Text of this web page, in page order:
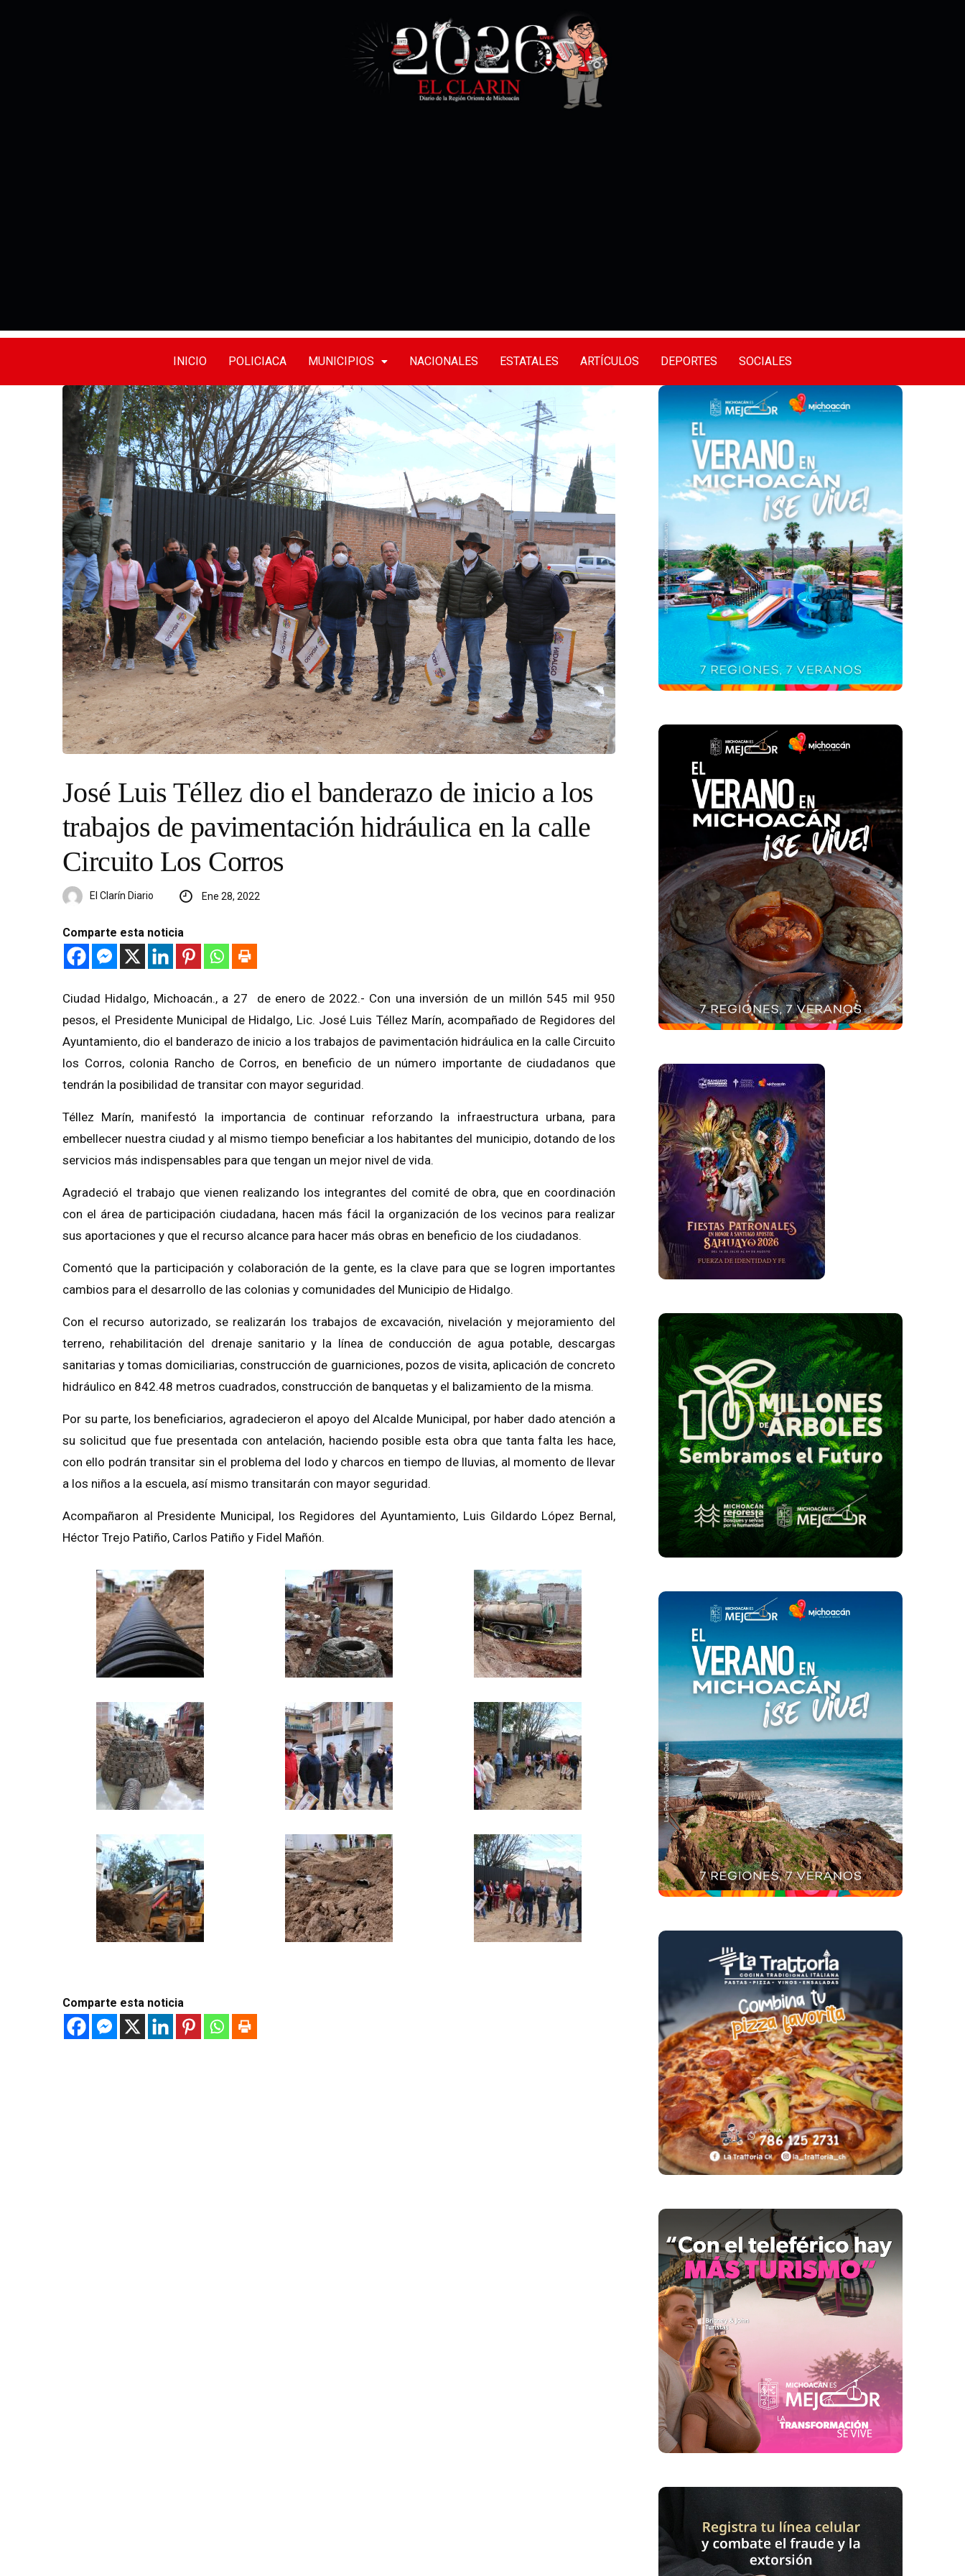
INICIO POLICIACA MUNICIPIOS NACIONALES ESTATALES ARTÍCULOS DEPORTES SOCIALES
José Luis Téllez dio el banderazo de inicio a los
trabajos de pavimentación hidráulica en la calle
Circuito Los Corros
El Clarín Diario Ene 28, 2022
Comparte esta noticia
Ciudad Hidalgo, Michoacán., a 27 de enero de 2022.- Con una inversión de un millón 545 mil 950
pesos, el Presidente Municipal de Hidalgo, Lic. José Luis Téllez Marín, acompañado de Regidores del
Ayuntamiento, dio el banderazo de inicio a los trabajos de pavimentación hidráulica en la calle Circuito
los Corros, colonia Rancho de Corros, en beneficio de un número importante de ciudadanos que
tendrán la posibilidad de transitar con mayor seguridad.
Téllez Marín, manifestó la importancia de continuar reforzando la infraestructura urbana, para
embellecer nuestra ciudad y al mismo tiempo beneficiar a los habitantes del municipio, dotando de los
servicios más indispensables para que tengan un mejor nivel de vida.
Agradeció el trabajo que vienen realizando los integrantes del comité de obra, que en coordinación
con el área de participación ciudadana, hacen más fácil la organización de los vecinos para realizar
sus aportaciones y que el recurso alcance para hacer más obras en beneficio de los ciudadanos.
Comentó que la participación y colaboración de la gente, es la clave para que se logren importantes
cambios para el desarrollo de las colonias y comunidades del Municipio de Hidalgo.
Con el recurso autorizado, se realizarán los trabajos de excavación, nivelación y mejoramiento del
terreno, rehabilitación del drenaje sanitario y la línea de conducción de agua potable, descargas
sanitarias y tomas domiciliarias, construcción de guarniciones, pozos de visita, aplicación de concreto
hidráulico en 842.48 metros cuadrados, construcción de banquetas y el balizamiento de la misma.
Por su parte, los beneficiarios, agradecieron el apoyo del Alcalde Municipal, por haber dado atención a
su solicitud que fue presentada con antelación, haciendo posible esta obra que tanta falta les hace,
con ello podrán transitar sin el problema del lodo y charcos en tiempo de lluvias, al momento de llevar
a los niños a la escuela, así mismo transitarán con mayor seguridad.
Acompañaron al Presidente Municipal, los Regidores del Ayuntamiento, Luis Gildardo López Bernal,
Héctor Trejo Patiño, Carlos Patiño y Fidel Mañón.
Comparte esta noticia